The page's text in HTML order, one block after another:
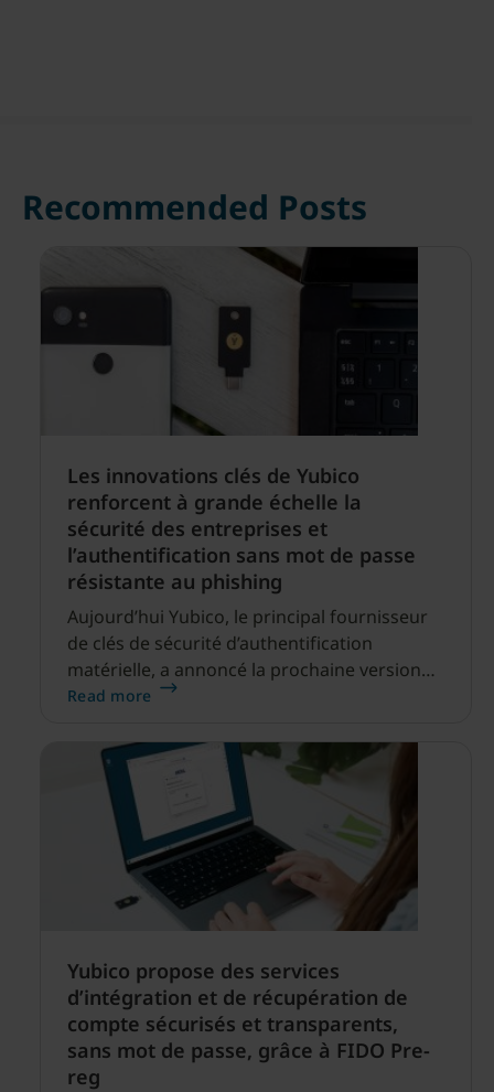
Recommended Posts
Les innovations clés de Yubico
renforcent à grande échelle la
sécurité des entreprises et
l’authentification sans mot de passe
résistante au phishing
Aujourd’hui Yubico, le principal fournisseur
de clés de sécurité d’authentification
matérielle, a annoncé la prochaine version
du firmware YubiKey 5.7 pour YubiKey 5
Series – Enterprise Edition.
Read more
Yubico propose des services
d’intégration et de récupération de
compte sécurisés et transparents,
sans mot de passe, grâce à FIDO Pre-
reg